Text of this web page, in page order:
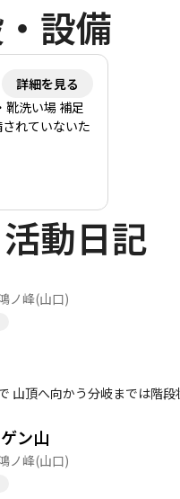
は虫が多くなるため、虫除
近くの温泉やカフェでのひとときも楽しめます。特に、モンベル
ヒーを味わうことができ、登山の疲れ
あるため、足元には十分注
歴史を感じることができる素晴らしい登山スポット
緒に訪れて、その魅力を体感
設備
詳細を見る
洗い場 補足
れていないた
動日記
ノ峰(山口)
山頂へ向かう分岐までは階
ン山
ノ峰(山口)